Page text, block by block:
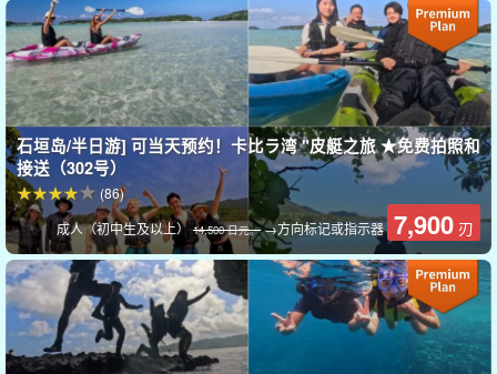
在卡比拉湾划独木舟！
游弋在被称为 "卡比拉蓝 "的翠绿色水域上，真有一种漂浮的感觉。
它与平静而美丽的大海相得益彰，即使在清澈的海水中也能看到热
带鱼和珊瑚！
石垣岛/半日游] 可当天预约！卡比ラ湾 "皮艇之旅 ★免费拍照和
接送（302号）
成人（初中生及以上） 14,500 日元。→方向标记或指示器 7,900 刃
(86)